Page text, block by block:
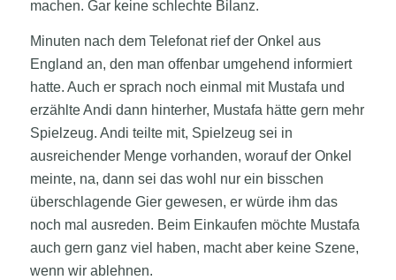
machen. Gar keine schlechte Bilanz.
Minuten nach dem Telefonat rief der Onkel aus
England an, den man offenbar umgehend informiert
hatte. Auch er sprach noch einmal mit Mustafa und
erzählte Andi dann hinterher, Mustafa hätte gern mehr
Spielzeug. Andi teilte mit, Spielzeug sei in
ausreichender Menge vorhanden, worauf der Onkel
meinte, na, dann sei das wohl nur ein bisschen
überschlagende Gier gewesen, er würde ihm das
noch mal ausreden. Beim Einkaufen möchte Mustafa
auch gern ganz viel haben, macht aber keine Szene,
wenn wir ablehnen.